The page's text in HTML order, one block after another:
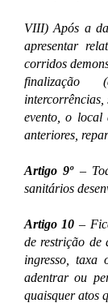
VIII) Após a
apresentar
corridos
finalização
intercorrências,
evento, o local
anteriores,
Artigo 9º–
sanitários
Artigo 10 –
de restrição de
ingresso, taxa
adentrar ou
quaisquer atos